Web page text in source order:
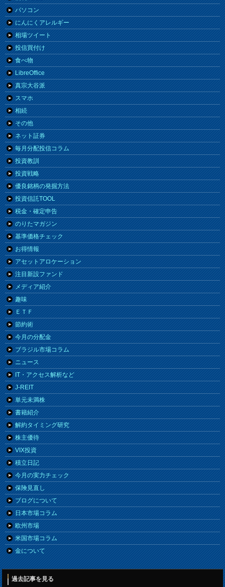
パソコン
にんにくアレルギー
相場ツイート
投信買付け
食べ物
LibreOffice
真宗大谷派
スマホ
相続
その他
ネット証券
毎月分配投信コラム
投資教訓
投資戦略
優良銘柄の発掘方法
投資信託TOOL
税金・確定申告
のりたマガジン
基準価格チェック
お得情報
アセットアロケーション
注目新設ファンド
メディア紹介
趣味
ＥＴＦ
節約術
今月の分配金
ブラジル市場コラム
ニュース
IT・アクセス解析など
J-REIT
単元未満株
書籍紹介
解約タイミング研究
株主優待
VIX投資
積立日記
今月の実力チェック
保険見直し
ブログについて
日本市場コラム
欧州市場
米国市場コラム
金について
過去記事を見る